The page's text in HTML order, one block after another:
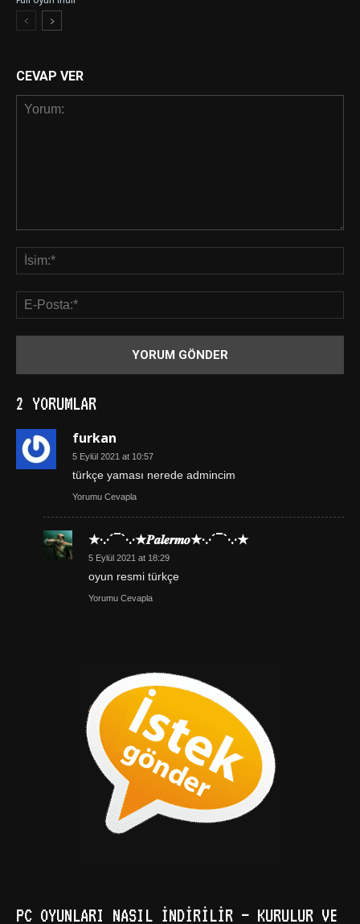
CEVAP VER
2 YORUMLAR
furkan
5 Eylül 2021 at 10:57
türkçe yaması nerede admincim
Yorumu Cevapla
★·.·´¯`·.·★𝑷𝒂𝒍𝒆𝒓𝒎𝒐★·.·´¯`·.·★
5 Eylül 2021 at 18:29
oyun resmi türkçe
Yorumu Cevapla
PC OYUNLARI NASIL İNDIRILIR – KURULUR VE